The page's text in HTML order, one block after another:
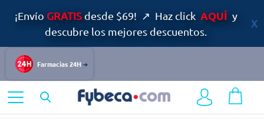
¡Envío GRATISdesde $69! ↗ Haz click AQUÍ y
descubre los mejores descuentos.
Farmacias 24H
Respiratorio